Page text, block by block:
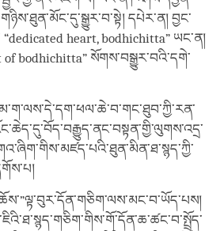
དཔེར་ན། བྱང་
heart, bodhichitta” ཡང་ན།
of bodhichitta” སོགས་བསྒྱུར་བའི་དགེ་